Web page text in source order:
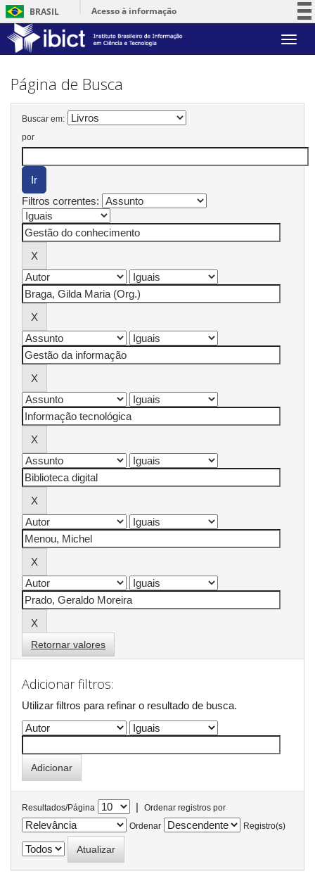
BRASIL
Acesso à informação
Serviços
Skip
Página de Busca
Buscar em:
por
Filtros correntes:
Retornar valores
Adicionar filtros:
Utilizar filtros para refinar o resultado de busca.
Resultados/Página |
Ordenar registros por
Ordenar
Registro(s)